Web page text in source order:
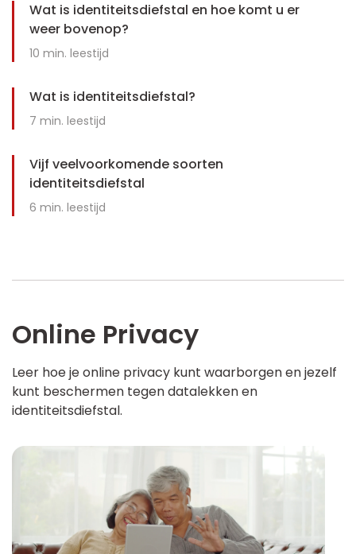
Wat is identiteitsdiefstal en hoe komt u er
weer bovenop?
10 min. leestijd
Wat is identiteitsdiefstal?
7 min. leestijd
Vijf veelvoorkomende soorten
identiteitsdiefstal
6 min. leestijd
Online Privacy
Leer hoe je online privacy kunt waarborgen en jezelf
kunt beschermen tegen datalekken en
identiteitsdiefstal.